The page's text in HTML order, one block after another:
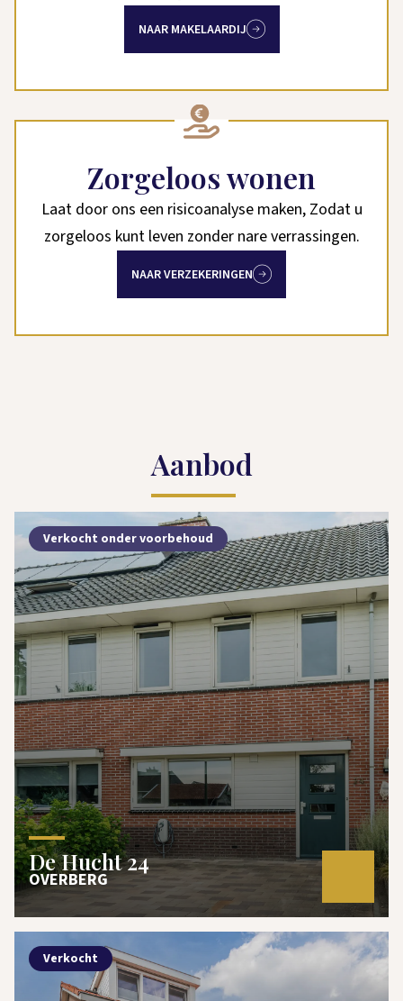
NAAR MAKELAARDIJ
Zorgeloos wonen
Laat door ons een risicoanalyse maken, Zodat u
zorgeloos kunt leven zonder nare verrassingen.
NAAR VERZEKERINGEN
Aanbod
De Hucht 24
OVERBERG
Verkocht onder voorbehoud
Verkocht